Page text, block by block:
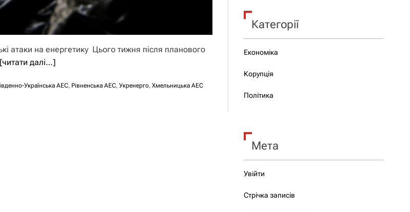
атаки на енергетику Цього тижня після планового
[читати далі…]
Українська АЕС, Рівненська АЕС, Укренерго, Хмельницька АЕС
Категорії
Економіка
Корупція
Політика
Мета
Увійти
Стрічка записів